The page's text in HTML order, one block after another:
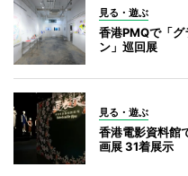
見る・遊ぶ
香港PMQで「
ン」巡回展
見る・遊ぶ
香港電影資料館
画展 31着展示